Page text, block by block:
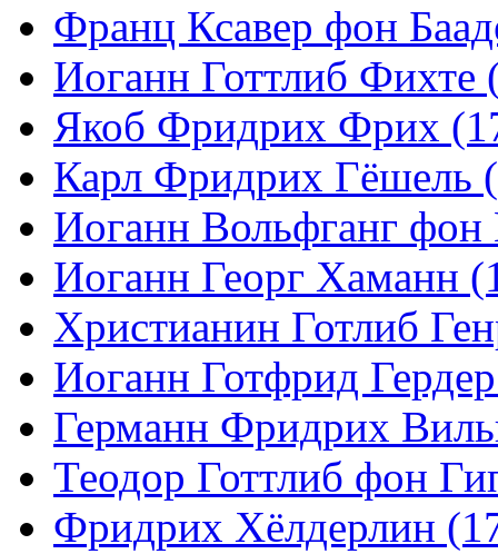
Франц Ксавер фон
Иоганн Готтлиб Фихте
Якоб Фридрих Фрих
Карл Фридрих Гёшель
Иоганн Вольфганг фон
Иоганн Георг Хаманн
Христианин Готлиб
Иоганн Готфрид
Германн Фридрих
Теодор Готтлиб фон
Фридрих Хёлдерлин